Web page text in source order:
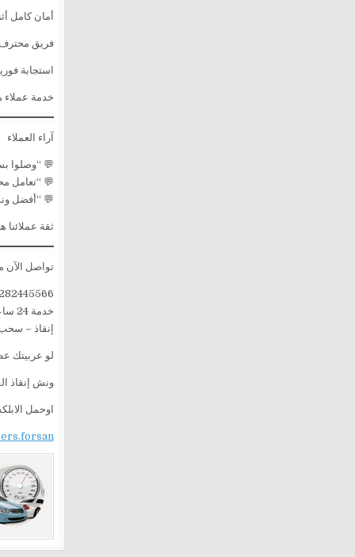
أمان كامل
فريق
استجابة
خدمة عملاء
آراء العملاء
💬 “وصلوا
💬 “تعامل
💬 “أفضل
ثقة عملائنا
تواصل الآن
خدمة 24 ساعة – جميع أيام الأسبوع
إنقاذ –
لو عربيتك
ونش إنقاذ
اوحمل